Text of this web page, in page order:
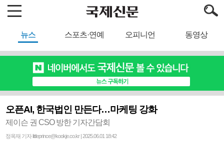
뉴스 스포츠·연예 오피니언 동영상
오픈AI, 한국법인 만든다…마케팅 강화
제이슨 권 CSO 방한 기자간담회
정옥재 기자 littleprince@kookje.co.kr | 2025.06.01 18:42